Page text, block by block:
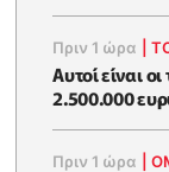
Πριν 1 ώρα |
Αυτοί είναι
2.500.000
Πριν 1 ώρα |